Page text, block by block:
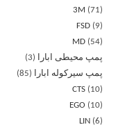
3M
71
FSD
9
MD
54
پمپ محیطی ابارا
3
پمپ سیرکوله ابارا
85
CTS
10
EGO
10
LIN
6